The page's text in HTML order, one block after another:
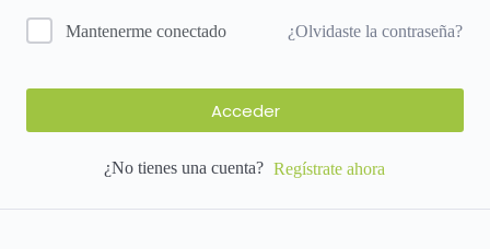
Mantenerme conectado ¿Olvidaste la contraseña?
Acceder
¿No tienes una cuenta? Regístrate ahora